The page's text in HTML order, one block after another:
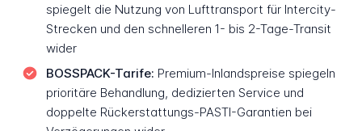
spiegelt die Nutzung von Lufttransport für Intercity-
Strecken und den schnelleren 1- bis 2-Tage-Transit
wider
BOSSPACK-Tarife: Premium-Inlandspreise spiegeln
prioritäre Behandlung, dedizierten Service und
doppelte Rückerstattungs-PASTI-Garantien bei